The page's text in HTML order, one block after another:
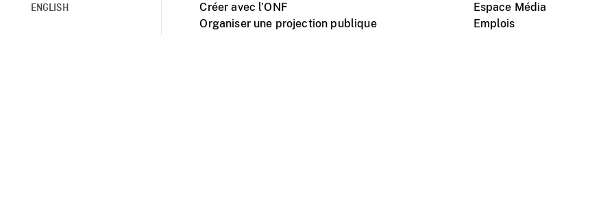
ENGLISH
Créer avec l’ONF
Organiser une projection publique
Espace Média
Emplois